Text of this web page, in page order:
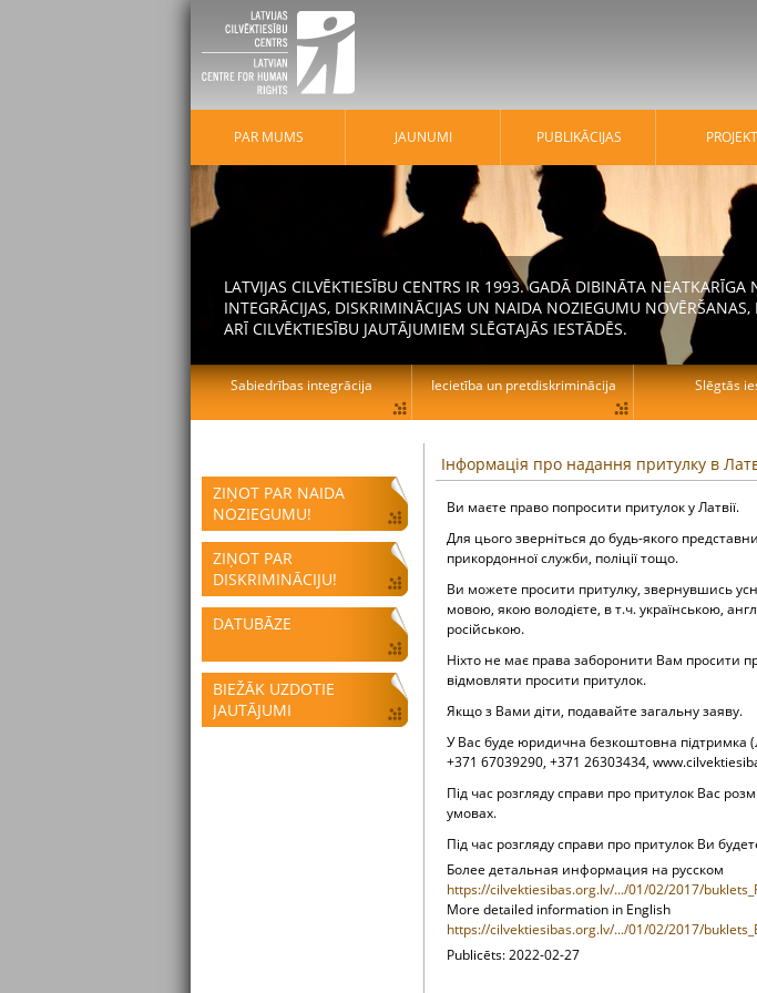
ZIŅOT PAR NAIDA
NOZIEGUMU!
ZIŅOT PAR
DISKRIMINĀCIJU!
DATUBĀZE
BIEŽĀK UZDOTIE
JAUTĀJUMI
Інформація про надання притулку в
Ви маєте право попросити притулок у Латвії.
Для цього зверніться до будь-якого
прикордонної служби, поліції тощо.
Ви можете просити притулку, звернувшись
мовою, якою володієте, в т.ч. українською,
російською.
Ніхто не має права заборонити Вам просити
відмовляти просити притулок.
Якщо з Вами діти, подавайте загальну заяву.
У Вас буде юридична безкоштовна підтримка
+371 67039290, +371 26303434,
Під час розгляду справи про притулок Вас
умовах.
Під час розгляду справи про притулок Ви
Более детальная информация на русском
https://cilvektiesibas.org.lv/.../01/02/2017/
More detailed information in English
https://cilvektiesibas.org.lv/.../01/02/2017/
Publicēts: 2022-02-27
PAR MUMS JAUNUMI PUBLIKĀCIJAS
LATVIJAS CILVĒKTIESĪBU CENTRS IR 1993. GADĀ DIBINĀTA
INTEGRĀCIJAS, DISKRIMINĀCIJAS UN NAIDA NOZIEGUMU
ARĪ CILVĒKTIESĪBU JAUTĀJUMIEM SLĒGTAJĀS IESTĀDĒS.
Sabiedrības integrācija Iecietība un pretdiskriminācija Slēgtās